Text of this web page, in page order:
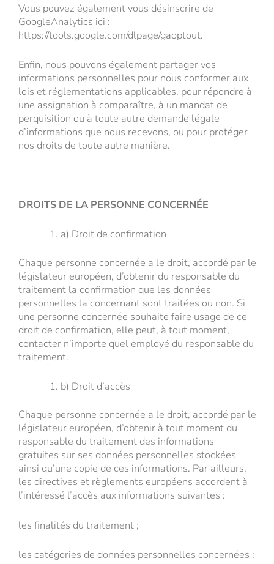
Vous pouvez également vous désinscrire de
GoogleAnalytics ici :
https://tools.google.com/dlpage/gaoptout.
Enfin, nous pouvons également partager vos
informations personnelles pour nous conformer aux
lois et réglementations applicables, pour répondre à
une assignation à comparaître, à un mandat de
perquisition ou à toute autre demande légale
d’informations que nous recevons, ou pour protéger
nos droits de toute autre manière.
DROITS DE LA PERSONNE CONCERNÉE
a) Droit de confirmation
Chaque personne concernée a le droit, accordé par le
législateur européen, d’obtenir du responsable du
traitement la confirmation que les données
personnelles la concernant sont traitées ou non. Si
une personne concernée souhaite faire usage de ce
droit de confirmation, elle peut, à tout moment,
contacter n’importe quel employé du responsable du
traitement.
b) Droit d’accès
Chaque personne concernée a le droit, accordé par le
législateur européen, d’obtenir à tout moment du
responsable du traitement des informations
gratuites sur ses données personnelles stockées
ainsi qu’une copie de ces informations. Par ailleurs,
les directives et règlements européens accordent à
l’intéressé l’accès aux informations suivantes :
les finalités du traitement ;
les catégories de données personnelles concernées ;